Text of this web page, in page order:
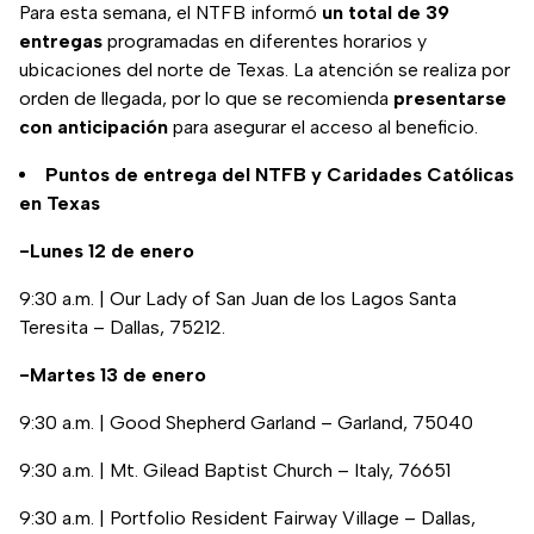
Para esta semana, el NTFB informó un total de 39
entregas programadas en diferentes horarios y
ubicaciones del norte de Texas. La atención se realiza por
orden de llegada, por lo que se recomienda presentarse
con anticipación para asegurar el acceso al beneficio.
Puntos de entrega del NTFB y Caridades Católicas
en Texas
-Lunes 12 de enero
9:30 a.m. | Our Lady of San Juan de los Lagos Santa
Teresita – Dallas, 75212.
-Martes 13 de enero
9:30 a.m. | Good Shepherd Garland – Garland, 75040
9:30 a.m. | Mt. Gilead Baptist Church – Italy, 76651
9:30 a.m. | Portfolio Resident Fairway Village – Dallas,